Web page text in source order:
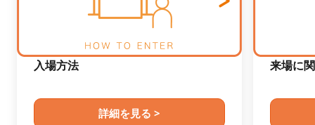
入場方法
詳細を見る >
来場に